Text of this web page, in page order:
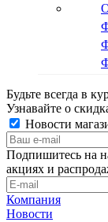
Будьте всегда в
Узнавайте о
Новости
Подпишитесь на
акциях и
Компания
Новости